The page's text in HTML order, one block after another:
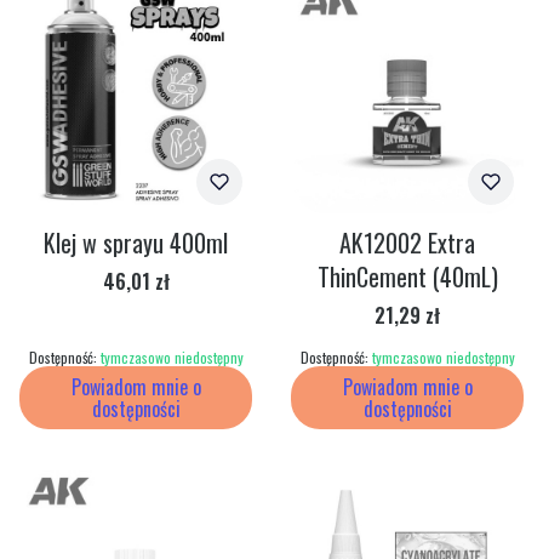
Powiadom mnie o
dostępności
Klej w sprayu 400ml
Cena
46,01 zł
Dostępność: tymczasowo niedostępny
Powiadom mnie o
dostępności
AK12002 Extra
ThinCement (40mL)
Cena
21,29 zł
Dostępność: tymczasowo niedostępny